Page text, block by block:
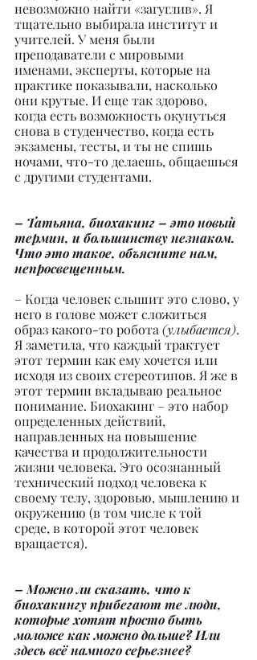
невозможно найти «загуглив». Я
тщательно выбирала институт и
учителей. У меня были
преподаватели с мировыми
именами, эксперты, которые на
практике показывали, насколько
они крутые. И еще так здорово,
когда есть возможность окунуться
снова в студенчество, когда есть
экзамены, тесты, и ты не спишь
ночами, что-то делаешь, общаешься
с другими студентами.
– Татьяна, биохакинг – это новый
термин, и большинству незнаком.
Что это такое, объясните нам,
непросвещенным.
– Когда человек слышит это слово, у
него в голове может сложиться
образ какого-то робота (улыбается).
Я заметила, что каждый трактует
этот термин как ему хочется или
исходя из своих стереотипов. Я же в
этот термин вкладываю реальное
понимание. Биохакинг – это набор
определенных действий,
направленных на повышение
качества и продолжительности
жизни человека. Это осознанный
технический подход человека к
своему телу, здоровью, мышлению и
окружению (в том числе к той
среде, в которой этот человек
вращается).
– Можно ли сказать, что к
биохакингу прибегают те люди,
которые хотят просто быть
моложе как можно дольше? Или
здесь всё намного серьезнее?